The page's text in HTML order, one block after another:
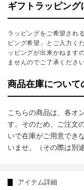
ギフトラッピング
ラッピングをご希望され
ピング希望」とご入力く
ッピングが出来かねます
ませんのでご了承ください
商品在庫について
こちらの商品は、各オ
す。そのため、ご注文
いで在庫がご用意でき
いませ。（その際は別
アイテム詳細